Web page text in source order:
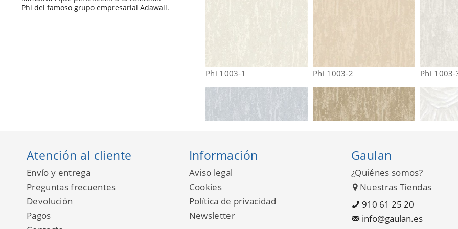
Phi del famoso grupo empresarial Adawall.
Phi 1003-1 Phi 1003-2 Phi 1003-
Atención al cliente
Envío y entrega
Preguntas frecuentes
Devolución
Pagos
Información
Aviso legal
Cookies
Política de privacidad
Newsletter
Gaulan
¿Quiénes somos?
Nuestras Tiendas
910 61 25 20
info@gaulan.es